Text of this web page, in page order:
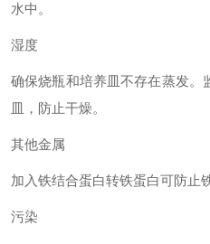
水中。
湿度
确保烧瓶和培养皿不存在蒸发。
皿，防止干燥。
其他金属
加入铁结合蛋白转铁蛋白可防止
污染